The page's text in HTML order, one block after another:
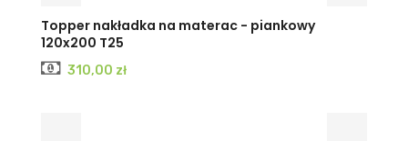
Topper nakładka na materac - piankowy
120x200 T25
Cena
310,00 zł